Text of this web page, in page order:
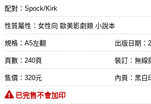
配對：Spock/Kirk
性質屬性：女性向 歐美影劇類 小說本
規格：A5左翻 出版日期：
頁數：240頁 裝訂：無線
售價：320元 內頁：黑白
已完售不會加印